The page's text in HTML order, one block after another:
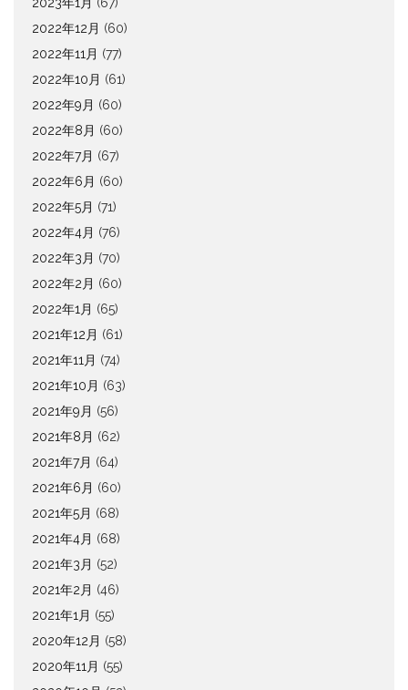
2022年12月 (60)
2022年11月 (77)
2022年10月 (61)
2022年9月 (60)
2022年8月 (60)
2022年7月 (67)
2022年6月 (60)
2022年5月 (71)
2022年4月 (76)
2022年3月 (70)
2022年2月 (60)
2022年1月 (65)
2021年12月 (61)
2021年11月 (74)
2021年10月 (63)
2021年9月 (56)
2021年8月 (62)
2021年7月 (64)
2021年6月 (60)
2021年5月 (68)
2021年4月 (68)
2021年3月 (52)
2021年2月 (46)
2021年1月 (55)
2020年12月 (58)
2020年11月 (55)